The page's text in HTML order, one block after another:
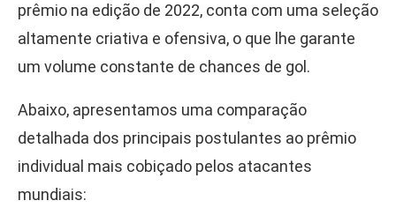
prêmio na edição de 2022, conta com uma seleção
altamente criativa e ofensiva, o que lhe garante
um volume constante de chances de gol.
Abaixo, apresentamos uma comparação
detalhada dos principais postulantes ao prêmio
individual mais cobiçado pelos atacantes
mundiais: